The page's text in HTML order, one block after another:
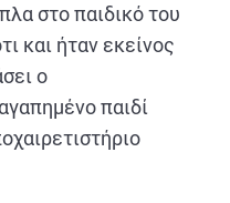
στο παιδικό του
και ήταν εκείνος
ο
παιδί